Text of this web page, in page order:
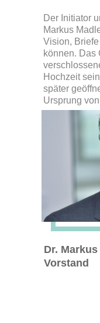
Dr.
Vorstand
Der Initiator
Markus
Vision,
können. Das
Hochzeit
später
Ursprung